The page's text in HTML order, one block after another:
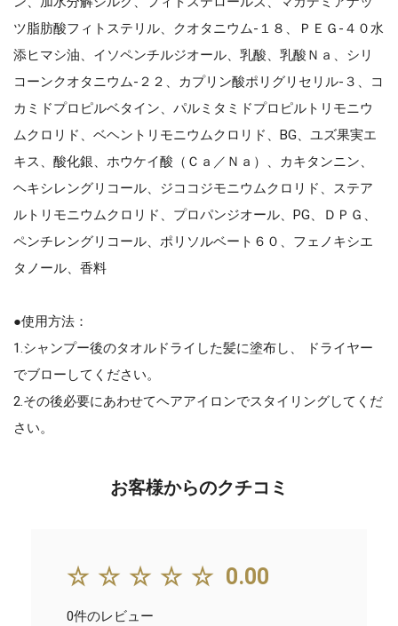
ツ脂肪酸フィトステリル、クオタニウム‐１８、ＰＥＧ‐４０水
添ヒマシ油、イソペンチルジオール、乳酸、乳酸Ｎａ、シリ
コーンクオタニウム‐２２、カプリン酸ポリグリセリル‐３、コ
カミドプロピルベタイン、パルミタミドプロピルトリモニウ
ムクロリド、ベヘントリモニウムクロリド、BG、ユズ果実エ
キス、酸化銀、ホウケイ酸（Ｃａ／Ｎａ）、カキタンニン、
ヘキシレングリコール、ジココジモニウムクロリド、ステア
ルトリモニウムクロリド、プロパンジオール、PG、ＤＰＧ、
ペンチレングリコール、ポリソルベート６０、フェノキシエ
タノール、香料
●使用方法：
1.シャンプー後のタオルドライした髪に塗布し、 ドライヤー
でブローしてください。
2.その後必要にあわせてヘアアイロンでスタイリングしてくだ
さい。
お客様からのクチコミ
☆☆☆☆☆ 0.00
0件のレビュー